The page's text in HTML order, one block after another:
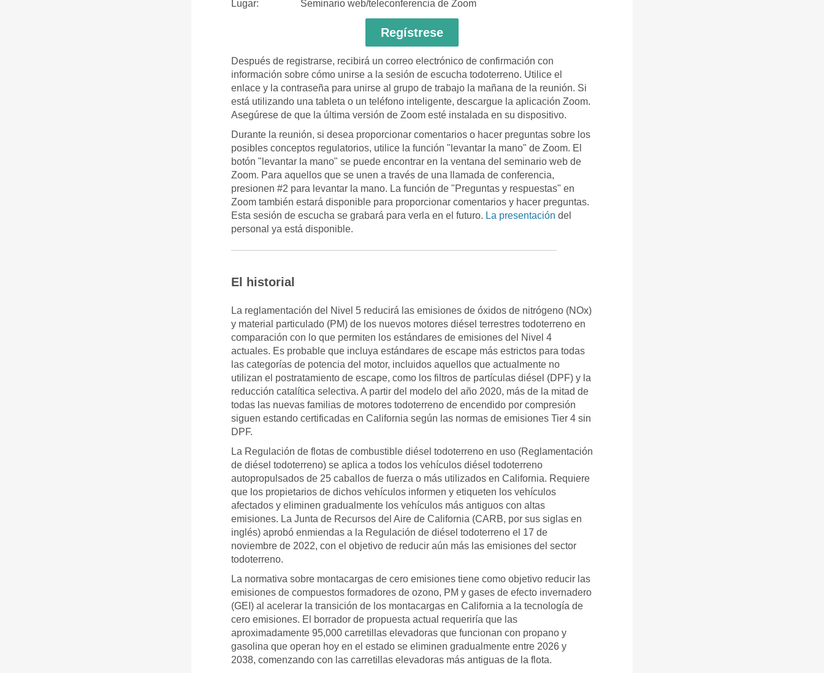
Lugar: Seminario web/teleconferencia de Zoom
Regístrese
Después de registrarse, recibirá un correo electrónico de confirmación con
información sobre cómo unirse a la sesión de escucha todoterreno. Utilice el
enlace y la contraseña para unirse al grupo de trabajo la mañana de la reunión. Si
está utilizando una tableta o un teléfono inteligente, descargue la aplicación Zoom.
Asegúrese de que la última versión de Zoom esté instalada en su dispositivo.
Durante la reunión, si desea proporcionar comentarios o hacer preguntas sobre los
posibles conceptos regulatorios, utilice la función "levantar la mano" de Zoom. El
botón "levantar la mano" se puede encontrar en la ventana del seminario web de
Zoom. Para aquellos que se unen a través de una llamada de conferencia,
presionen #2 para levantar la mano. La función de "Preguntas y respuestas" en
Zoom también estará disponible para proporcionar comentarios y hacer preguntas.
Esta sesión de escucha se grabará para verla en el futuro. La presentación del
personal ya está disponible.
El historial
La reglamentación del Nivel 5 reducirá las emisiones de óxidos de nitrógeno (NOx)
y material particulado (PM) de los nuevos motores diésel terrestres todoterreno en
comparación con lo que permiten los estándares de emisiones del Nivel 4
actuales. Es probable que incluya estándares de escape más estrictos para todas
las categorías de potencia del motor, incluidos aquellos que actualmente no
utilizan el postratamiento de escape, como los filtros de partículas diésel (DPF) y la
reducción catalítica selectiva. A partir del modelo del año 2020, más de la mitad de
todas las nuevas familias de motores todoterreno de encendido por compresión
siguen estando certificadas en California según las normas de emisiones Tier 4 sin
DPF.
La Regulación de flotas de combustible diésel todoterreno en uso (Reglamentación
de diésel todoterreno) se aplica a todos los vehículos diésel todoterreno
autopropulsados ​​de 25 caballos de fuerza o más utilizados en California. Requiere
que los propietarios de dichos vehículos informen y etiqueten los vehículos
afectados y eliminen gradualmente los vehículos más antiguos con altas
emisiones. La Junta de Recursos del Aire de California (CARB, por sus siglas en
inglés) aprobó enmiendas a la Regulación de diésel todoterreno el 17 de
noviembre de 2022, con el objetivo de reducir aún más las emisiones del sector
todoterreno.
La normativa sobre montacargas de cero emisiones tiene como objetivo reducir las
emisiones de compuestos formadores de ozono, PM y gases de efecto invernadero
(GEI) al acelerar la transición de los montacargas en California a la tecnología de
cero emisiones. El borrador de propuesta actual requeriría que las
aproximadamente 95,000 carretillas elevadoras que funcionan con propano y
gasolina que operan hoy en el estado se eliminen gradualmente entre 2026 y
2038, comenzando con las carretillas elevadoras más antiguas de la flota.